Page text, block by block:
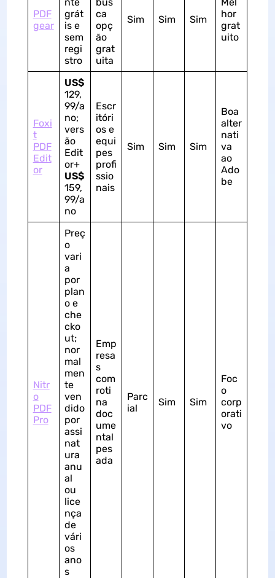
PDF
gear
grát
is e
sem
regi
stro
ca
opç
ão
grat
uita
Sim Sim Sim
hor
grat
uito
Foxi
t
PDF
Edit
or
US$
129,
99/a
no;
vers
ão
Edit
or+
US$
159,
99/a
no
Escr
itóri
os e
equi
pes
profi
ssio
nais
Sim Sim Sim
Boa
alter
nati
va
ao
Ado
be
Nitr
o
PDF
Pro
Preç
o
vari
a
por
plan
o e
che
cko
ut;
nor
mal
men
te
ven
dido
por
assi
nat
ura
anu
al
ou
lice
nça
de
vári
os
ano
s
Emp
resa
s
com
roti
na
doc
ume
ntal
pes
ada
Parc
ial
Sim Sim
Foc
o
corp
orati
vo